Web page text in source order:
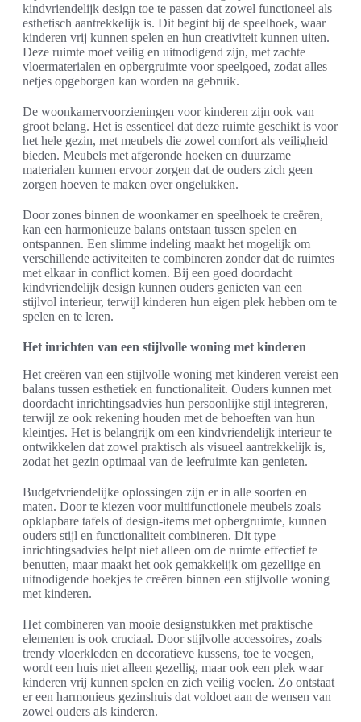
kindvriendelijk design toe te passen dat zowel functioneel als
esthetisch aantrekkelijk is. Dit begint bij de speelhoek, waar
kinderen vrij kunnen spelen en hun creativiteit kunnen uiten.
Deze ruimte moet veilig en uitnodigend zijn, met zachte
vloermaterialen en opbergruimte voor speelgoed, zodat alles
netjes opgeborgen kan worden na gebruik.
De woonkamervoorzieningen voor kinderen zijn ook van
groot belang. Het is essentieel dat deze ruimte geschikt is voor
het hele gezin, met meubels die zowel comfort als veiligheid
bieden. Meubels met afgeronde hoeken en duurzame
materialen kunnen ervoor zorgen dat de ouders zich geen
zorgen hoeven te maken over ongelukken.
Door zones binnen de woonkamer en speelhoek te creëren,
kan een harmonieuze balans ontstaan tussen spelen en
ontspannen. Een slimme indeling maakt het mogelijk om
verschillende activiteiten te combineren zonder dat de ruimtes
met elkaar in conflict komen. Bij een goed doordacht
kindvriendelijk design kunnen ouders genieten van een
stijlvol interieur, terwijl kinderen hun eigen plek hebben om te
spelen en te leren.
Het inrichten van een stijlvolle woning met kinderen
Het creëren van een stijlvolle woning met kinderen vereist een
balans tussen esthetiek en functionaliteit. Ouders kunnen met
doordacht inrichtingsadvies hun persoonlijke stijl integreren,
terwijl ze ook rekening houden met de behoeften van hun
kleintjes. Het is belangrijk om een kindvriendelijk interieur te
ontwikkelen dat zowel praktisch als visueel aantrekkelijk is,
zodat het gezin optimaal van de leefruimte kan genieten.
Budgetvriendelijke oplossingen zijn er in alle soorten en
maten. Door te kiezen voor multifunctionele meubels zoals
opklapbare tafels of design-items met opbergruimte, kunnen
ouders stijl en functionaliteit combineren. Dit type
inrichtingsadvies helpt niet alleen om de ruimte effectief te
benutten, maar maakt het ook gemakkelijk om gezellige en
uitnodigende hoekjes te creëren binnen een stijlvolle woning
met kinderen.
Het combineren van mooie designstukken met praktische
elementen is ook cruciaal. Door stijlvolle accessoires, zoals
trendy vloerkleden en decoratieve kussens, toe te voegen,
wordt een huis niet alleen gezellig, maar ook een plek waar
kinderen vrij kunnen spelen en zich veilig voelen. Zo ontstaat
er een harmonieus gezinshuis dat voldoet aan de wensen van
zowel ouders als kinderen.